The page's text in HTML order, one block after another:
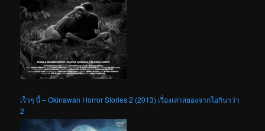
เร็วๆ นี้ – Okinawan Horror Stories 2 (2013) เรื่องเล่าสยองจากโอกินาว่า
2